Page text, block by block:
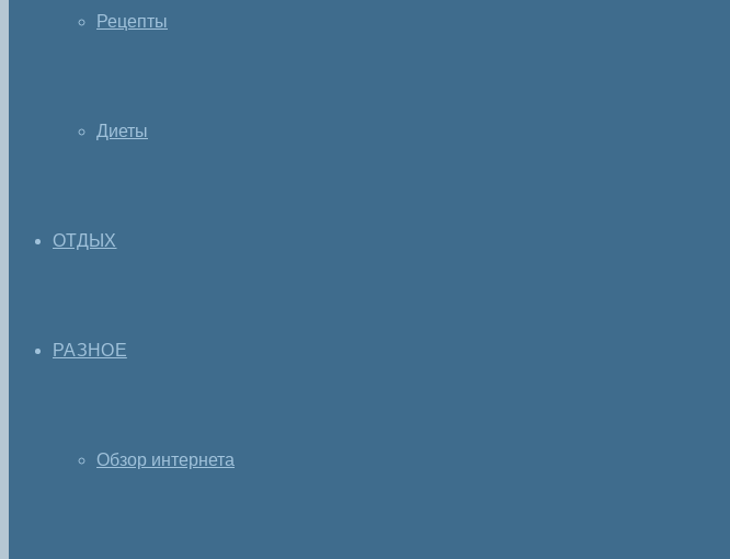
Рецепты
Диеты
ОТДЫХ
РАЗНОЕ
Обзор интернета